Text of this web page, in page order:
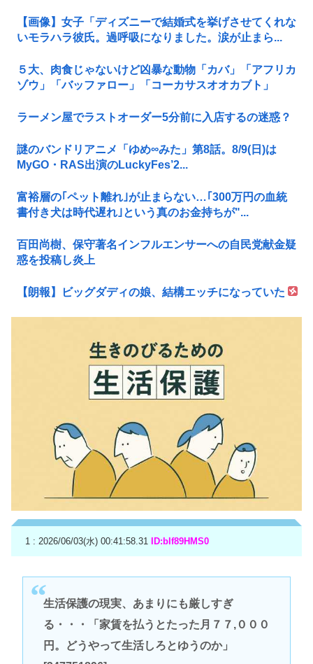
【画像】女子「ディズニーで結婚式を挙げさせてくれな
いモラハラ彼氏。過呼吸になりました。涙が止まら...
５大、肉食じゃないけど凶暴な動物「カバ」「アフリカ
ゾウ」「バッファロー」「コーカサスオオカブト」
ラーメン屋でラストオーダー5分前に入店するの迷惑？
謎のバンドリアニメ「ゆめ∞みた」第8話。8/9(日)は
MyGO・RAS出演のLuckyFes’2...
富裕層の｢ペット離れ｣が止まらない…｢300万円の血統
書付き犬は時代遅れ｣という真のお金持ちが"...
百田尚樹、保守著名インフルエンサーへの自民党献金疑
惑を投稿し炎上
【朗報】ビッグダディの娘、結構エッチになっていた
1 : 2026/06/03(水) 00:41:58.31 ID:bIf89HMS0
生活保護の現実、あまりにも厳しすぎ
る・・・「家賃を払うとたった月７７,０００
円。どうやって生活しろとゆうのか」